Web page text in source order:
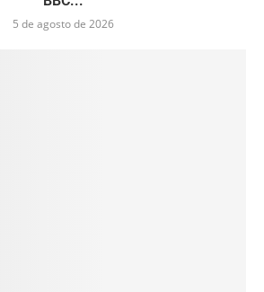
5 de agosto de 2026